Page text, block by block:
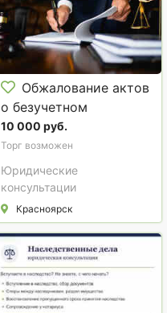
Обжалование актов
о безучетном
потреблении
электрической энергии
10 000 руб.
Торг возможен
Юридические
консультации
Красноярск